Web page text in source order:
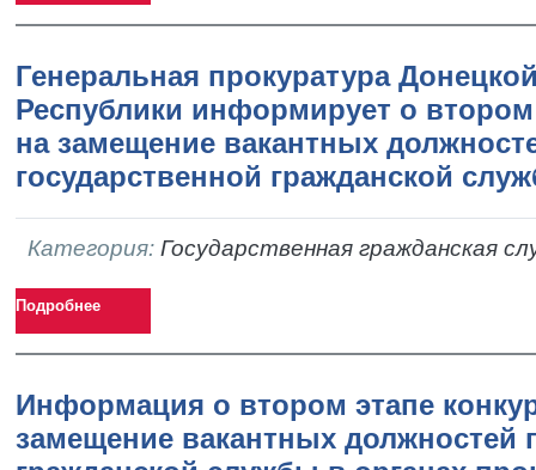
Генеральная прокуратура
Республики информирует о втором
на замещение вакантных
государственной гражданской
Категория: Государственная гражданская
Подробнее
Информация о втором этапе
замещение вакантных должностей